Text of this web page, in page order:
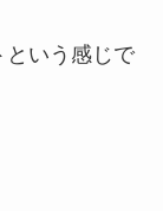
という感じで